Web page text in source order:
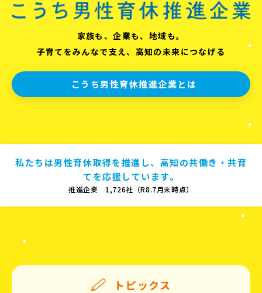
家族も、企業も、地域も。
子育てをみんなで支え、高知の未来につなげる
こうち男性育休推進企業とは
私たちは男性育休取得を推進し、高知の共働き・共育
てを応援しています。
推進企業 1,726社（R8.7月末時点）
トピックス